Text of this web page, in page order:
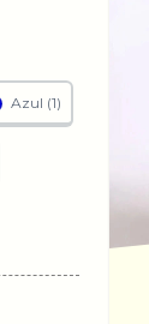
Azul (1)